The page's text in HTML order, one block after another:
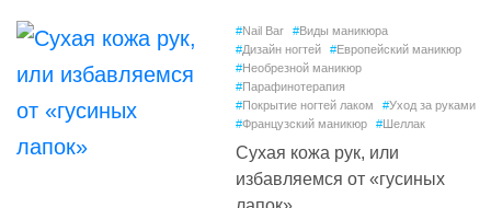
#Nail Bar #Виды маникюра
#Дизайн ногтей #Европейский маникюр
#Необрезной маникюр
#Парафинотерапия
#Покрытие ногтей лаком #Уход за руками
#Французский маникюр #Шеллак
Сухая кожа рук, или
избавляемся от «гусиных